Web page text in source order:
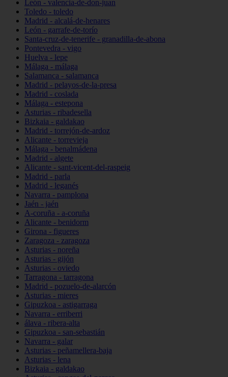
León - valencia-de-don-juan
Toledo - toledo
Madrid - alcalá-de-henares
León - garrafe-de-torío
Santa-cruz-de-tenerife - granadilla-de-abona
Pontevedra - vigo
Huelva - lepe
Málaga - málaga
Salamanca - salamanca
Madrid - pelayos-de-la-presa
Madrid - coslada
Málaga - estepona
Asturias - ribadesella
Bizkaia - galdakao
Madrid - torrejón-de-ardoz
Alicante - torrevieja
Málaga - benalmádena
Madrid - algete
Alicante - sant-vicent-del-raspeig
Madrid - parla
Madrid - leganés
Navarra - pamplona
Jaén - jaén
A-coruña - a-coruña
Alicante - benidorm
Girona - figueres
Zaragoza - zaragoza
Asturias - noreña
Asturias - gijón
Asturias - oviedo
Tarragona - tarragona
Madrid - pozuelo-de-alarcón
Asturias - mieres
Gipuzkoa - astigarraga
Navarra - erriberri
álava - ribera-alta
Gipuzkoa - san-sebastián
Navarra - galar
Asturias - peñamellera-baja
Asturias - lena
Bizkaia - galdakao